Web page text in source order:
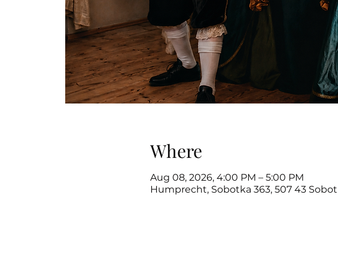
Where
Aug 08, 2026, 4:00 PM – 5:00 PM
Humprecht, Sobotka 363, 507 43